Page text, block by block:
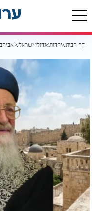
דף הבית יהדות גדולי ישראל